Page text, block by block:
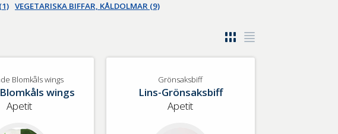
VEGETARISKA BIFFAR, KÅLDOLMAR (9)
Blomkåls wings
wings
Apetit
Grönsaksbiff
Lins-Grönsaksbiff
Apetit